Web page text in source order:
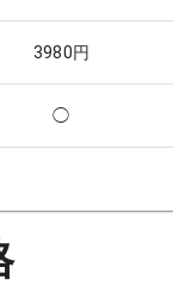
3980円
◯